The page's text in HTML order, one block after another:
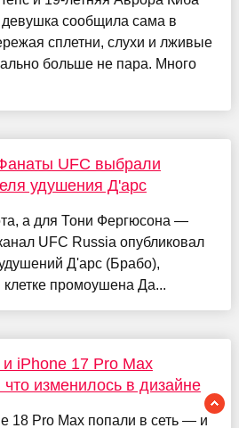
девушка сообщила сама в
сплетни, слухи и лживые
больше не пара. Много
UFC выбрали
удушения Д'арс
а для Тони Фергюсона —
UFC Russia опубликовал
Д'арс (Брабо),
клетке промоушена Да...
iPhone 17 Pro Max
изменилось в дизайне
18 Pro Max попали в сеть — и